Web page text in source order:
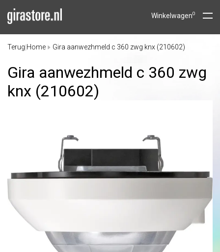
Winkelwagen0
Terug Home Gira aanwezhmeld c 360 zwg knx (210602)
Gira aanwezhmeld c 360 zwg
knx (210602)